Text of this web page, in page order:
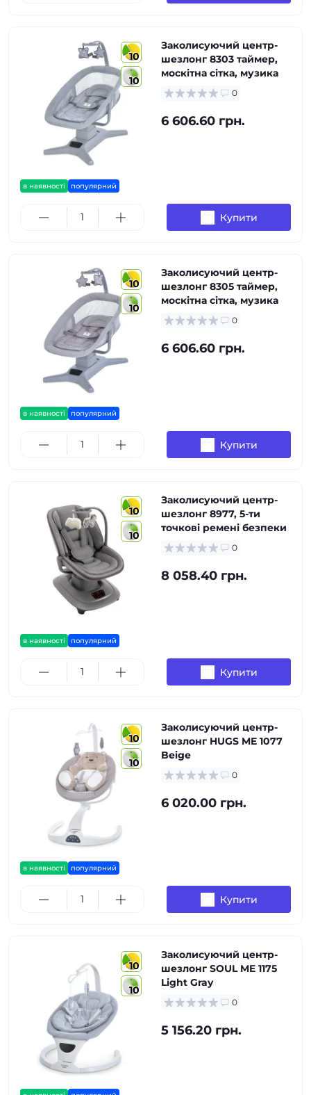
10
10
в наявності популярний
Заколисуючий центр-
шезлонг 8303 таймер,
москітна сітка, музика
0
6 606.60 грн.
Купити
10
10
в наявності популярний
Заколисуючий центр-
шезлонг 8305 таймер,
москітна сітка, музика
0
6 606.60 грн.
Купити
10
10
в наявності популярний
Заколисуючий центр-
шезлонг 8977, 5-ти
точкові ремені безпеки
0
8 058.40 грн.
Купити
10
10
в наявності популярний
Заколисуючий центр-
шезлонг HUGS ME 1077
Beige
0
6 020.00 грн.
Купити
10
10
Заколисуючий центр-
шезлонг SOUL ME 1175
Light Gray
0
5 156.20 грн.